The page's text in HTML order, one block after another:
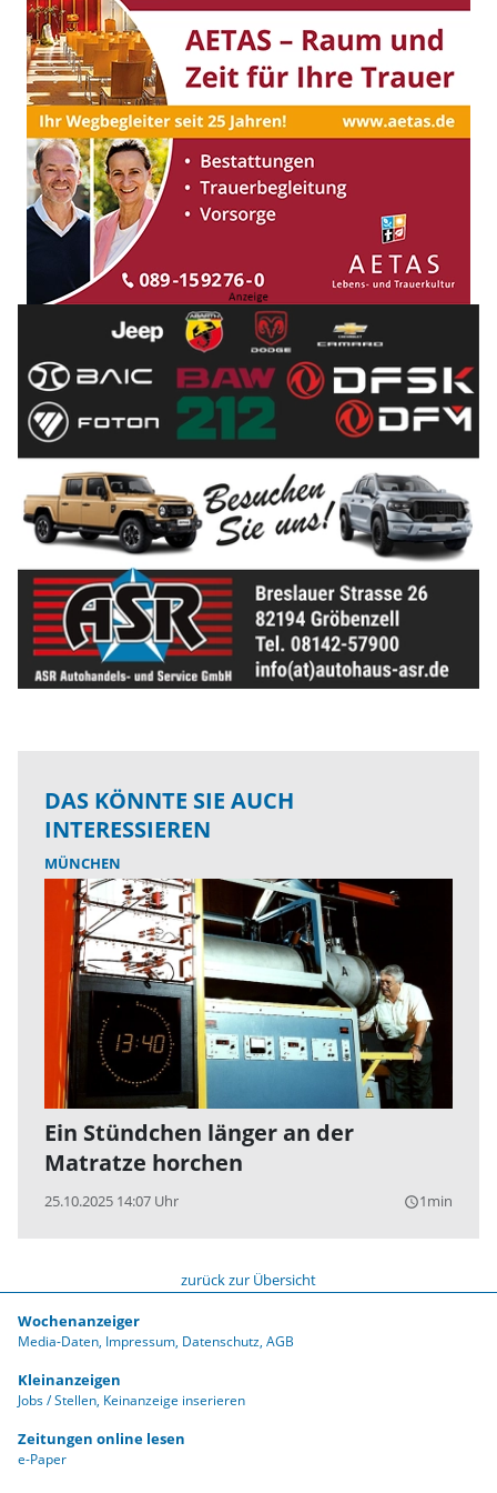
DAS KÖNNTE SIE AUCH
INTERESSIEREN
MÜNCHEN
Ein Stündchen länger an der
Matratze horchen
25.10.2025 14:07 Uhr query_builder1min
zurück zur Übersicht
Wochenanzeiger
Media-Daten Impressum Datenschutz AGB
Kleinanzeigen
Jobs / Stellen Keinanzeige inserieren
Zeitungen online lesen
e-Paper